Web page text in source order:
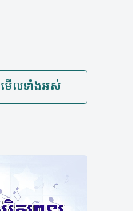
មើលទាំងអស់